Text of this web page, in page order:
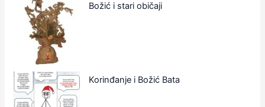
Božić i stari običaji
Korinđanje i Božić Bata